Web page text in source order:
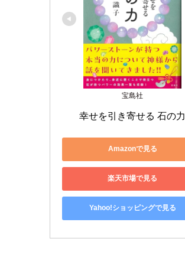
宝島社
幸せを引き寄せる 石の力
Amazonで見る
楽天市場で見る
Yahoo!ショッピングで見る